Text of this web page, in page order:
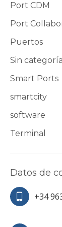
Port CDM
Port
Puertos
Sin categoría
Smart Ports
smartcity
software
Terminal
Datos de
+34